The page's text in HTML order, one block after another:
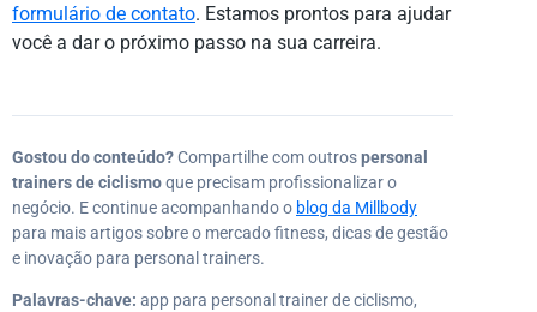
formulário de contato. Estamos prontos para ajudar
você a dar o próximo passo na sua carreira.
Gostou do conteúdo?Compartilhe com outrospersonal
trainers de ciclismoque precisam profissionalizar o
negócio. E continue acompanhando o blog da Millbody
para mais artigos sobre o mercado fitness, dicas de gestão
e inovação para personal trainers.
Palavras-chave: app para personal trainer de ciclismo,